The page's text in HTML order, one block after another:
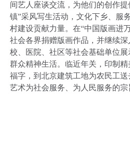
间艺人座谈交流，为他们的创作
镇”采风写生活动，文化下乡、服
村建设贡献力量。在“中国版画进
社会各界捐赠版画作品，并继续
校、医院、社区等社会基础单位
群众精神生活。临近年关，印制
福字，到北京建筑工地为农民工
艺术为社会服务、为人民服务的宗